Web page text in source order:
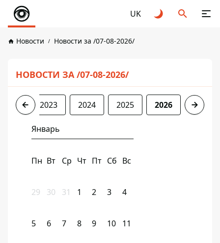
UK
Новости Новости за /07-08-2026/
НОВОСТИ ЗА /07-08-2026/
2022 2023 2024 2025 2026
Январь
Пн Вт Ср Чт Пт Сб Вс
29 30 31 1 2 3 4
5 6 7 8 9 10 11